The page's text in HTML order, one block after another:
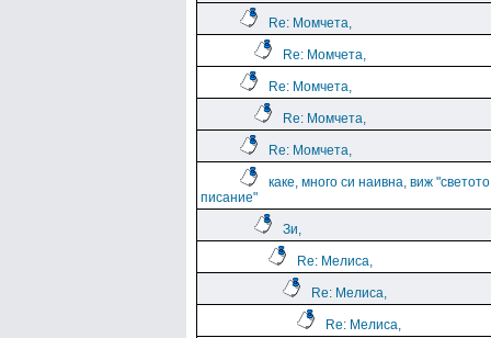
Re: Момчета,
Re: Момчета,
Re: Момчета,
Re: Момчета,
Re: Момчета,
каке, много си наивна, виж "светото
писание"
Зи,
Re: Мелиса,
Re: Мелиса,
Re: Мелиса,